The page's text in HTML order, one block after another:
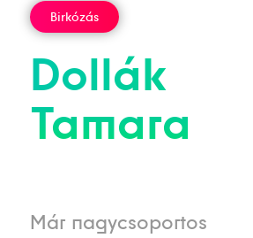
Birkózás
Dollák
Tamara
Már nagycsoportos